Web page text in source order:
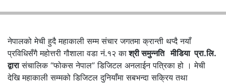
नेपालको मेची हुदै महाकाली सम्म संचार जगतमा क्रान्ती थप्दै नयाँ
प्रविधिसँगै महोत्तरी गौशाला वडा नं.१२ काश्री समुन्नति मीडिया प्रा.लि.
द्वारासंचालिक “फोकस नेपाल” डिजिटल अनलाईन पत्रिका हो । मेची
देखि महाकाली सम्मको डिजिटल दुनियाँमा सबभन्दा सक्रिय तथा